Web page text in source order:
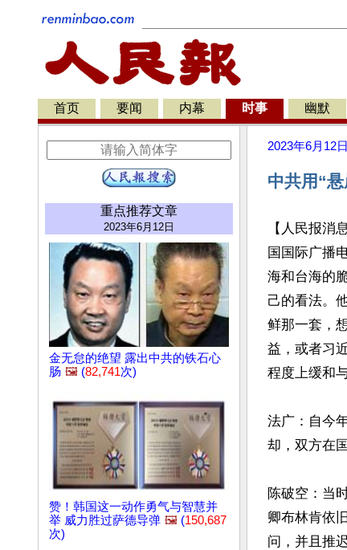
首页 要闻 内幕 时事 幽默
重点推荐文章
2023年6月12日
金无怠的绝望 露出中共的铁石心
肠 🖼️ (82,741次)
赞！韩国这一动作勇气与智慧并
举 威力胜过萨德导弹 🖼️ (150,687
次)
2023年6月12日
中共用“
【人民报消
国国际广播
海和台海的
己的看法。
鲜那一套，
益，或者习
程度上缓和
法广：自今
却，双方在
陈破空：当
卿布林肯依
问，并且推